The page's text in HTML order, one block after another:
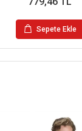
Sepete Ekle